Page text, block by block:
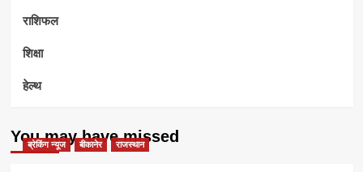
राशिफल
शिक्षा
हेल्थ
You may have missed
ब्रेकिंग न्यूज बीकानेर राजस्थान